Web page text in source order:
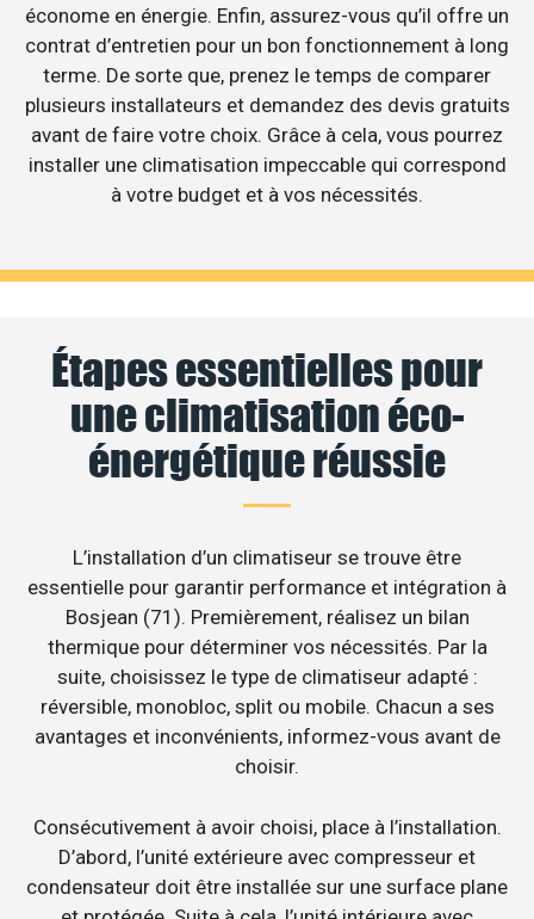
économe en énergie. Enfin, assurez-vous qu’il offre un
contrat d’entretien pour un bon fonctionnement à long
terme. De sorte que, prenez le temps de comparer
plusieurs installateurs et demandez des devis gratuits
avant de faire votre choix. Grâce à cela, vous pourrez
installer une climatisation impeccable qui correspond
à votre budget et à vos nécessités.
Étapes essentielles pour
une climatisation éco-
énergétique réussie
L’installation d’un climatiseur se trouve être
essentielle pour garantir performance et intégration à
Bosjean (71). Premièrement, réalisez un bilan
thermique pour déterminer vos nécessités. Par la
suite, choisissez le type de climatiseur adapté :
réversible, monobloc, split ou mobile. Chacun a ses
avantages et inconvénients, informez-vous avant de
choisir.
Consécutivement à avoir choisi, place à l’installation.
D’abord, l’unité extérieure avec compresseur et
condensateur doit être installée sur une surface plane